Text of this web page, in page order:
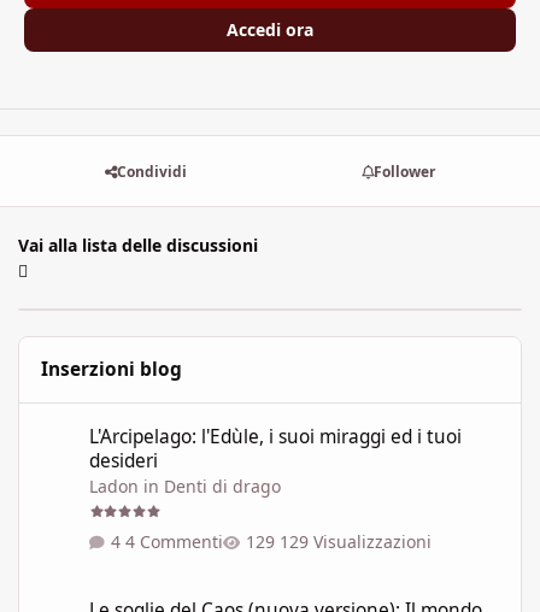
Accedi ora
Condividi Follower
Vai alla lista delle discussioni
Inserzioni blog
L'Arcipelago: l'Edùle, i suoi miraggi ed i tuoi
desideri
Ladon in Denti di drago
4 Commenti 129 Visualizzazioni